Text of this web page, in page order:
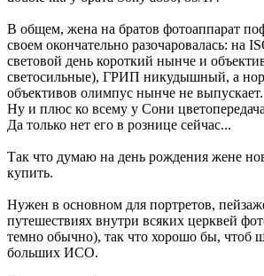
В общем, жена на братов фотоаппарат
своем окончательно разочаровалась: на
световой день короткий нынче и
светосильные), ГРИП никудышный, а
объективов олимпус нынче не выпускает.
Ну и плюс ко всему у Сони
Да только нет его в рознице сейчас...
Так что думаю на день рождения жене
купить.
Нужен в основном для портретов,
путешествиях внутри всяких церквей
темно обычно), так что хорошо бы, чтоб
больших ИСО.